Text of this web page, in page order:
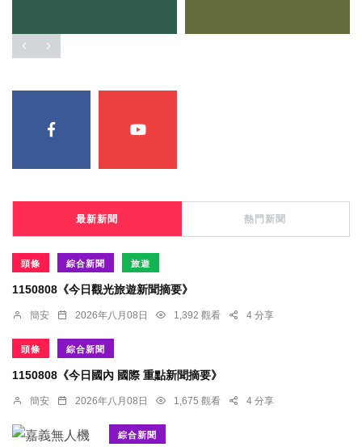
最新新聞 熱門新聞
頭條 綜合新聞 旅遊
1150808《今日觀光旅遊新聞摘要》
簡安 2026年八月08日 1,392 觀看 4 分享
頭條 綜合新聞
1150808《今日國內 國際 重點新聞摘要》
簡安 2026年八月08日 1,675 觀看 4 分享
綜合新聞